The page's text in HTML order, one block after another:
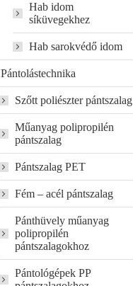
Hab idom
síküvegekhez
Hab sarokvédő idom
Pántolástechnika
Szőtt poliészter pántszalag
Műanyag polipropilén
pántszalag
Pántszalag PET
Fém – acél pántszalag
Pánthüvely műanyag
polipropilén
pántszalagokhoz
Pántológépek PP